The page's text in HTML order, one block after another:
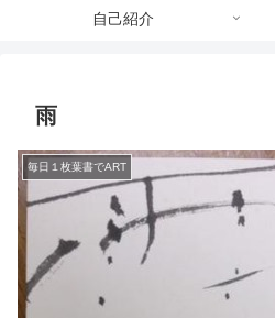
自己紹介
雨
毎日１枚葉書でART